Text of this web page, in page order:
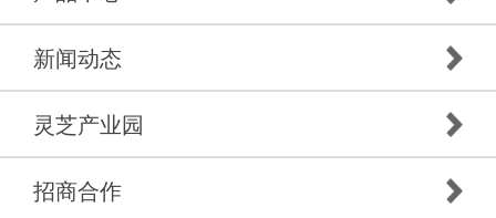
新闻动态
灵芝产业园
招商合作